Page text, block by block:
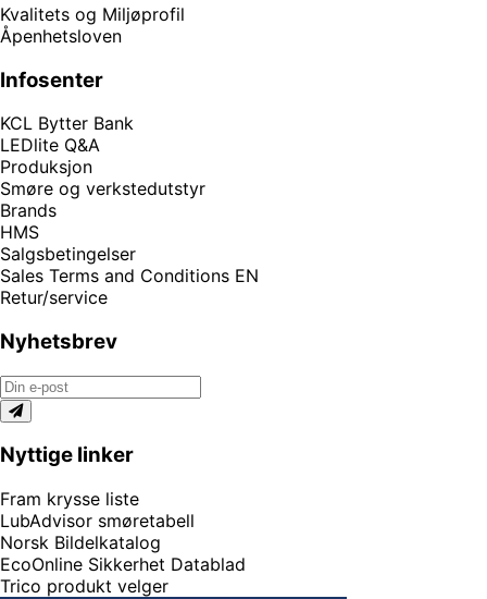
Kvalitets og Miljøprofil
Åpenhetsloven
Infosenter
KCL Bytter Bank
LEDlite Q&A
Produksjon
Smøre og verkstedutstyr
Brands
HMS
Salgsbetingelser
Sales Terms and Conditions EN
Retur/service
Nyhetsbrev
Nyttige linker
Fram krysse liste
LubAdvisor smøretabell
Norsk Bildelkatalog
EcoOnline Sikkerhet Datablad
Trico produkt velger